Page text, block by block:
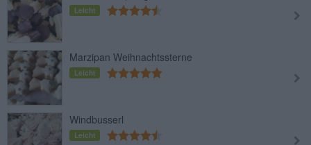
Leicht
Marzipan Weihnachtssterne
Leicht
Windbusserl
Leicht